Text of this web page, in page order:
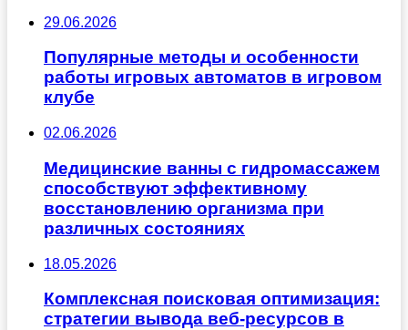
29.06.2026
Популярные методы и особенности
работы игровых автоматов в игровом
клубе
02.06.2026
Медицинские ванны с гидромассажем
способствуют эффективному
восстановлению организма при
различных состояниях
18.05.2026
Комплексная поисковая оптимизация:
стратегии вывода веб-ресурсов в